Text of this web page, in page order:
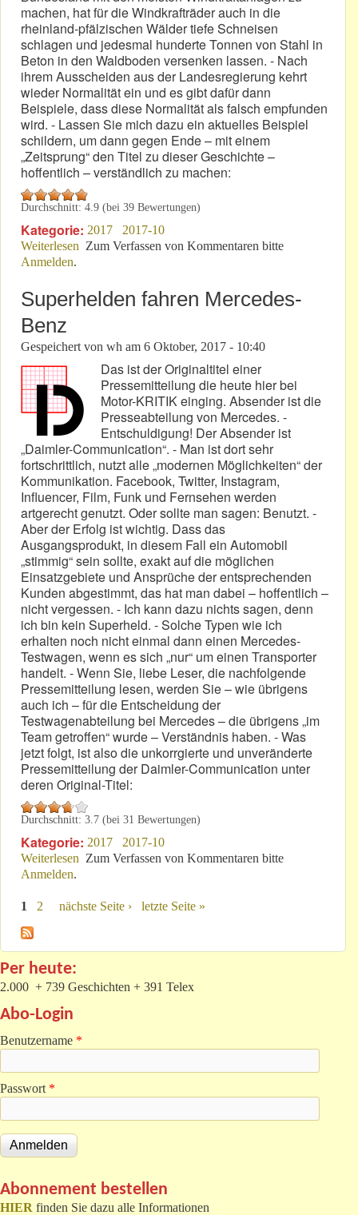
machen, hat für die Windkrafträder auch in die
rheinland-pfälzischen Wälder tiefe Schneisen
schlagen und jedesmal hunderte Tonnen von Stahl in
Beton in den Waldboden versenken lassen. - Nach
ihrem Ausscheiden aus der Landesregierung kehrt
wieder Normalität ein und es gibt dafür dann
Beispiele, dass diese Normalität als falsch empfunden
wird. - Lassen Sie mich dazu ein aktuelles Beispiel
schildern, um dann gegen Ende – mit einem
„Zeitsprung“ den Titel zu dieser Geschichte –
hoffentlich – verständlich zu machen:
Durchschnitt: 4.9 (bei 39 Bewertungen)
Kategorie: 2017
2017-10
Weiterlesen über WM a.D.: Vom Förder- zum geförderten
Zum Verfassen von Kommentaren bitte
Anmelden.
Superhelden fahren Mercedes-
Benz
Gespeichert von wh am 6 Oktober, 2017 - 10:40
Das ist der Originaltitel einer
Pressemitteilung die heute hier bei
Motor-KRITIK einging. Absender ist die
Presseabteilung von Mercedes. -
Entschuldigung! Der Absender ist
„Daimler-Communication“. - Man ist dort sehr
fortschrittlich, nutzt alle „modernen Möglichkeiten“ der
Kommunikation. Facebook, Twitter, Instagram,
Influencer, Film, Funk und Fernsehen werden
artgerecht genutzt. Oder sollte man sagen: Benutzt. -
Aber der Erfolg ist wichtig. Dass das
Ausgangsprodukt, in diesem Fall ein Automobil
„stimmig“ sein sollte, exakt auf die möglichen
Einsatzgebiete und Ansprüche der entsprechenden
Kunden abgestimmt, das hat man dabei – hoffentlich –
nicht vergessen. - Ich kann dazu nichts sagen, denn
ich bin kein Superheld. - Solche Typen wie ich
erhalten noch nicht einmal dann einen Mercedes-
Testwagen, wenn es sich „nur“ um einen Transporter
handelt. - Wenn Sie, liebe Leser, die nachfolgende
Pressemitteilung lesen, werden Sie – wie übrigens
auch ich – für die Entscheidung der
Testwagenabteilung bei Mercedes – die übrigens „im
Team getroffen“ wurde – Verständnis haben. - Was
jetzt folgt, ist also die unkorrgierte und unveränderte
Pressemitteilung der Daimler-Communication unter
deren Original-Titel:
Durchschnitt: 3.7 (bei 31 Bewertungen)
Kategorie: 2017
2017-10
Weiterlesen über Superhelden fahren Mercedes-Benz
Zum Verfassen von Kommentaren bitte
Anmelden.
Seiten
1 2 nächste Seite › letzte Seite »
Per heute:
2.000 + 739 Geschichten + 391 Telex
Abo-Login
Benutzername *
Passwort *
Abonnement bestellen
HIER finden Sie dazu alle Informationen